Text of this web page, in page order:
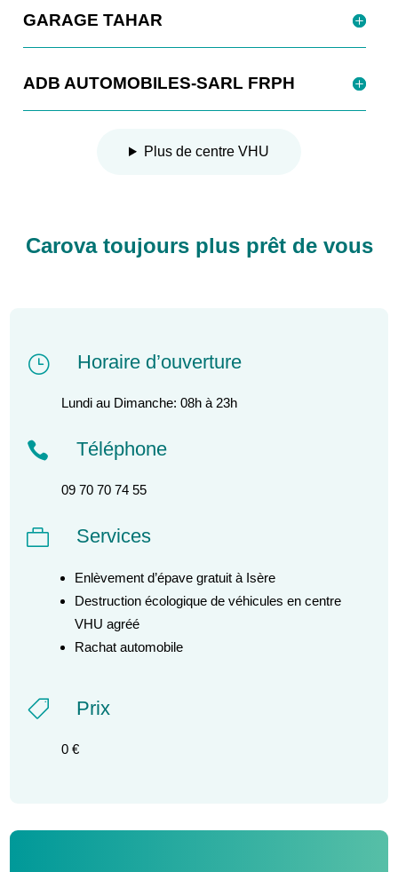
GARAGE TAHAR
ADB AUTOMOBILES-SARL FRPH
Plus de centre VHU
Carova toujours plus prêt de vous
} Horaire d’ouverture
Lundi au Dimanche: 08h à 23h
 Téléphone
09 70 70 74 55
 Services
Enlèvement d’épave gratuit à Isère
Destruction écologique de véhicules en centre
VHU agréé
Rachat automobile
 Prix
0 €